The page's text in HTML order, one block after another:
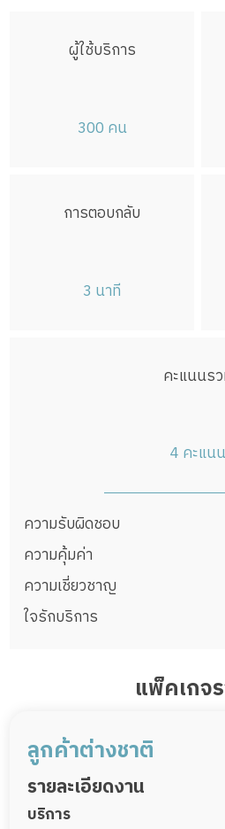
จะแนะผู้ใช้บริการ
300 คน
การตอบกลับ
3 นาที
คะแนนร
4 คะแนน
ความรับผิดชอบ
ความคุ้มค่า
ความเชี่ยวชาญ
ใจรักบริการ
แพ็คเกจ
ลูกค้าต่างชาติ
รายละเอียดงาน
บริการ